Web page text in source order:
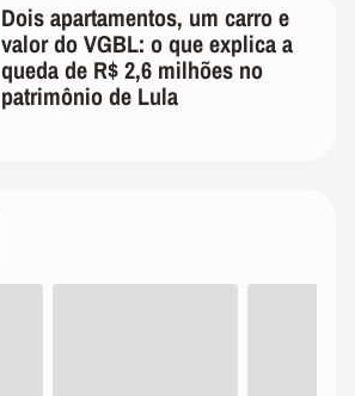
Dois apartamentos, um carro e
valor do VGBL: o que explica a
queda de R$ 2,6 milhões no
patrimônio de Lula